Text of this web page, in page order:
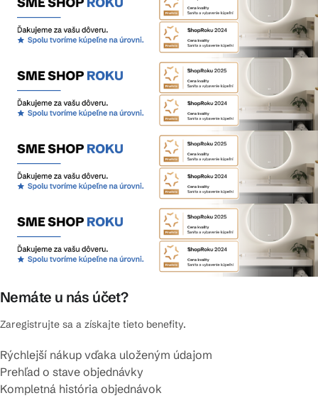
Nemáte u nás účet?
Zaregistrujte sa a získajte tieto benefity.
Rýchlejší nákup vďaka uloženým údajom
Prehľad o stave objednávky
Kompletná história objednávok